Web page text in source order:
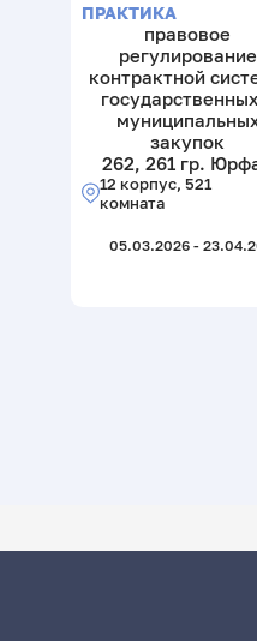
ПРАКТИКА
правовое
регулирование
контрактной
закупок
262, 261 гр.
12 корпус, 521
комната
05.03.2026 -